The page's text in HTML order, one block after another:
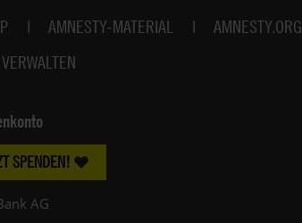
AMNESTY-MATERIAL AMNESTY.ORG
SPENDEN!
AG